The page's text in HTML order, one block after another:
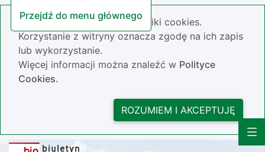
Przejdź do menu głównego
Nasza strona wykorzystuje pliki cookies.
Korzystanie z witryny oznacza zgodę na ich zapis
lub wykorzystanie.
Więcej informacji można znaleźć w Polityce
Cookies.
ROZUMIEM I AKCEPTUJĘ